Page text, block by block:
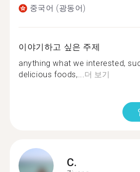
중국어 (광동어)
이야기하고 싶은 주제
anything what we interested,
delicious foods,...더 보기
C.